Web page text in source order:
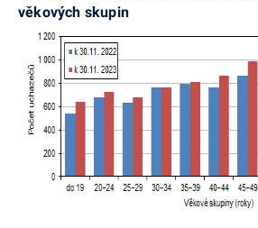
věkových skupin